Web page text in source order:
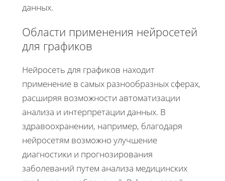
данных.
Области применения нейросетей
для графиков
Нейросеть для графиков находит
применение в самых разнообразных сферах,
расширяя возможности автоматизации
анализа и интерпретации данных. В
здравоохранении, например, благодаря
нейросетям возможно улучшение
диагностики и прогнозирования
заболеваний путем анализа медицинских